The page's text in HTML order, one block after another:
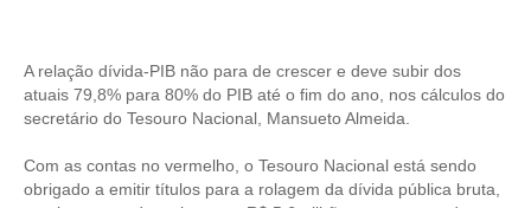
A relação dívida-PIB não para de crescer e deve subir dos
atuais 79,8% para 80% do PIB até o fim do ano, nos cálculos do
secretário do Tesouro Nacional, Mansueto Almeida.
Com as contas no vermelho, o Tesouro Nacional está sendo
obrigado a emitir títulos para a rolagem da dívida pública bruta,